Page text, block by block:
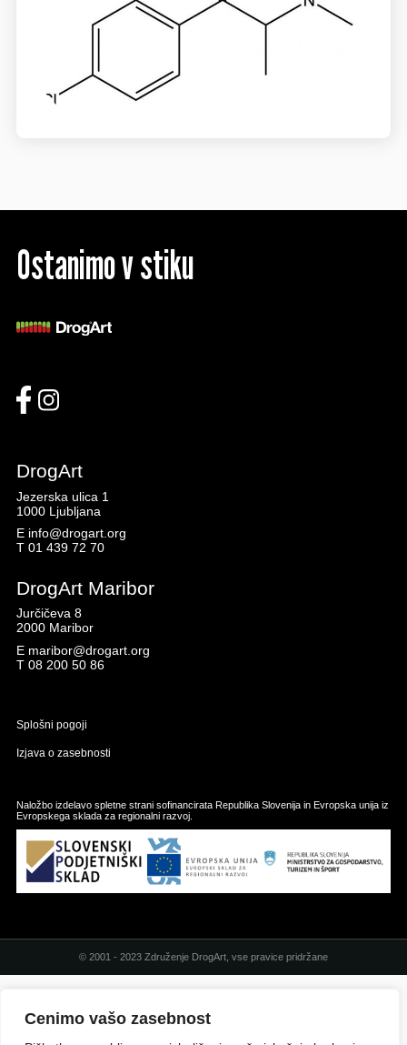
Cenimo vašo zasebnost
Ostanimo v stiku
DrogArt
Jezerska ulica 1
1000 Ljubljana
E info@drogart.org
T 01 439 72 70
DrogArt Maribor
Jurčičeva 8
2000 Maribor
E maribor@drogart.org
T 08 200 50 86
Splošni pogoji
Izjava o zasebnosti
Naložbo izdelavo spletne strani sofinancirata Republika Slovenija in Evropska unija iz
Evropskega sklada za regionalni razvoj.
© 2001 - 2023 Združenje DrogArt, vse pravice pridržane